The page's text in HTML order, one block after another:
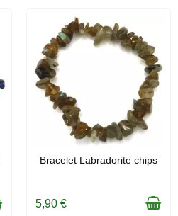
EN STOCK
Bracelet Labradorite chips
5,90 €